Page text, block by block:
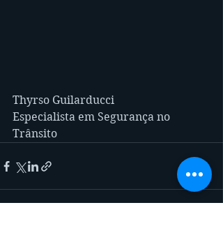
Thyrso Guilarducci
Especialista em Segurança no
Trânsito